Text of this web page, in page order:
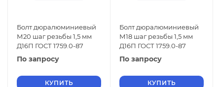
Болт дюралюминиевый
М20 шаг резьбы 1,5 мм
Д16П ГОСТ 1759.0-87
По запросу
КУПИТЬ
Болт дюралюминиевый
М18 шаг резьбы 1,5 мм
Д16П ГОСТ 1759.0-87
По запросу
КУПИТЬ